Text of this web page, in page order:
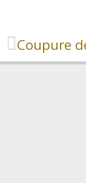
Coupure